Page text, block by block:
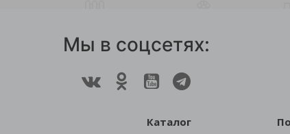
Мы в соцсетях:
Каталог